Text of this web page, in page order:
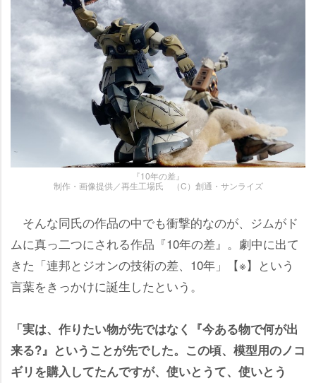
『10年の差』
制作・画像提供／再生工場氏 （C）創通・サンライズ
そんな同氏の作品の中でも衝撃的なのが、ジムがド
ムに真っ二つにされる作品『10年の差』。劇中に出て
きた「連邦とジオンの技術の差、10年」【※】という
言葉をきっかけに誕生したという。
「実は、作りたい物が先ではなく『今ある物で何が出
来る?』ということが先でした。この頃、模型用のノコ
ギリを購入してたんですが、使いとうて、使いとう